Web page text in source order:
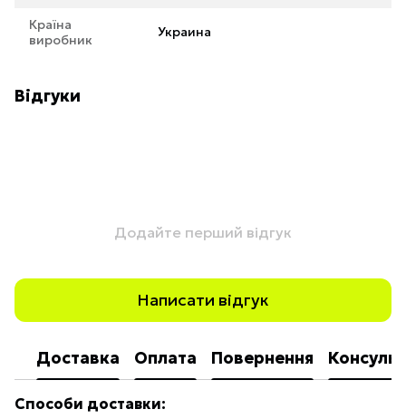
Країна
виробник
Украина
Відгуки
Додайте перший відгук
Написати відгук
Доставка Оплата Повернення
Способи доставки: